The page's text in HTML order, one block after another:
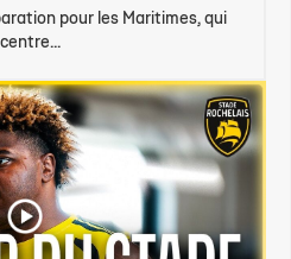
pour les Maritimes, qui